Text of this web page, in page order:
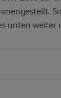
unten weiter